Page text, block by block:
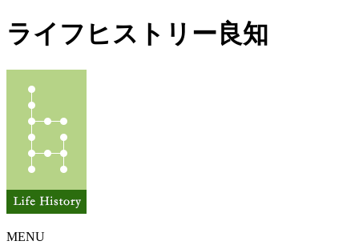
ライフヒストリー良知
MENU